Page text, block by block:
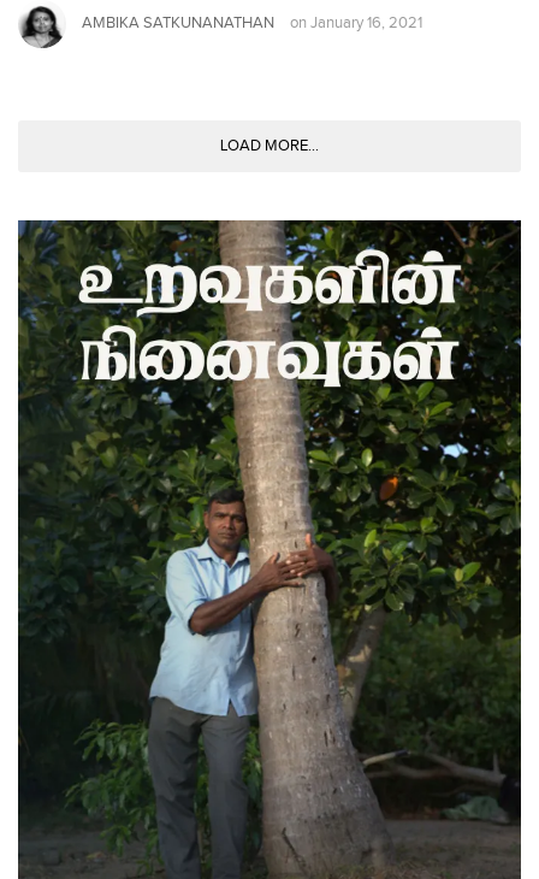
AMBIKA SATKUNANATHAN on January 16, 2021
LOAD MORE...